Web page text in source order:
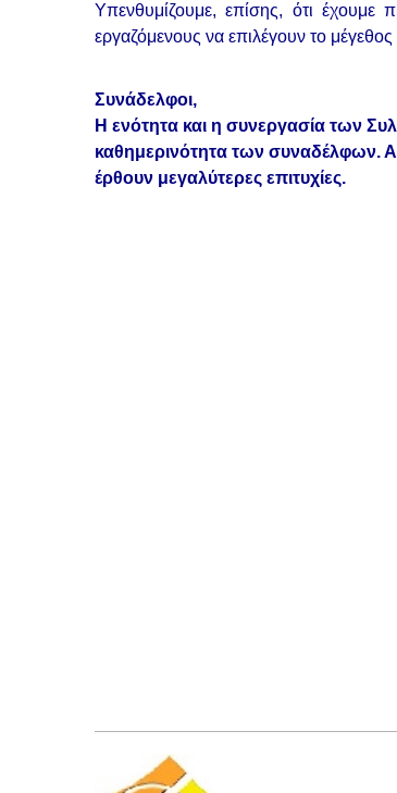
Υπενθυμίζουμε, επίσης, ότι έχουμε
εργαζόμενους να επιλέγουν το
Συνάδελφοι,
Η ενότητα και η συνεργασία των
καθημερινότητα των συναδέλφων.
έρθουν μεγαλύτερες επιτυχίες.